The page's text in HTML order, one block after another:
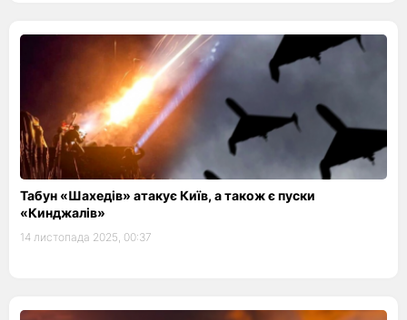
Табун «Шахедів» атакує Київ, а також є пуски
«Кинджалів»
14 листопада 2025, 00:37